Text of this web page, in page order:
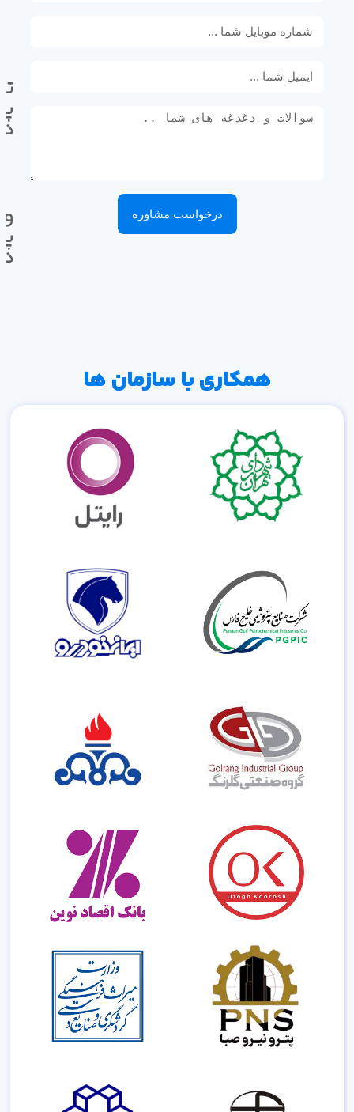
درخواست مشاوره
همکاری با سازمان ها